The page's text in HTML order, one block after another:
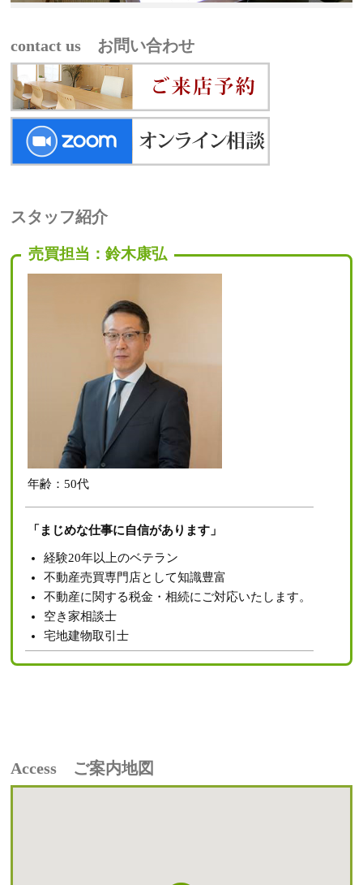
contact us お問い合わせ
スタッフ紹介
売買担当：鈴木康弘
年齢：50代
「まじめな仕事に自信があります」
経験20年以上のベテラン
不動産売買専門店として知識豊富
不動産に関する税金・相続にご対応いたします。
空き家相談士
宅地建物取引士
Access ご案内地図